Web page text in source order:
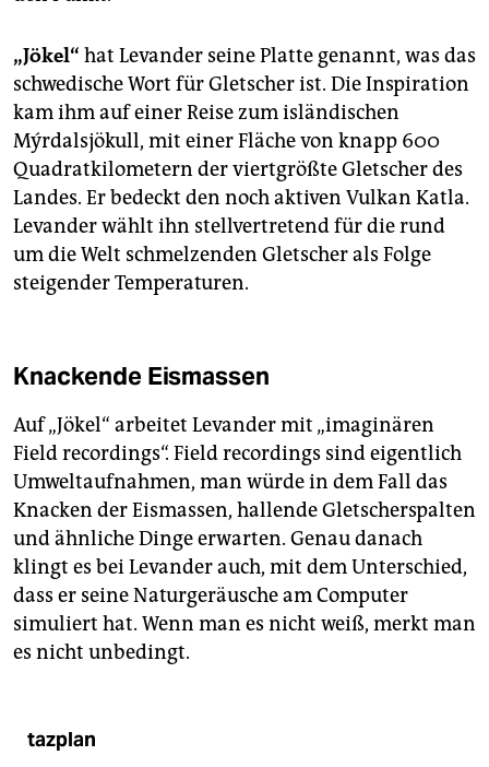
„Jökel“ hat Levander seine Platte genannt, was das
schwedische Wort für Gletscher ist. Die Inspiration
kam ihm auf einer Reise zum isländischen
Mýrdalsjökull, mit einer Fläche von knapp 600
Quadratkilometern der viertgrößte Gletscher des
Landes. Er bedeckt den noch aktiven Vulkan Katla.
Levander wählt ihn stellvertretend für die rund
um die Welt schmelzenden Gletscher als Folge
steigender Temperaturen.
Knackende Eismassen
Auf „Jökel“ arbeitet Levander mit „imaginären
Field recordings“. Field recordings sind eigentlich
Umweltaufnahmen, man würde in dem Fall das
Knacken der Eismassen, hallende Gletscherspalten
und ähnliche Dinge erwarten. Genau danach
klingt es bei Levander auch, mit dem Unterschied,
dass er seine Naturgeräusche am Computer
simuliert hat. Wenn man es nicht weiß, merkt man
es nicht unbedingt.
tazplan